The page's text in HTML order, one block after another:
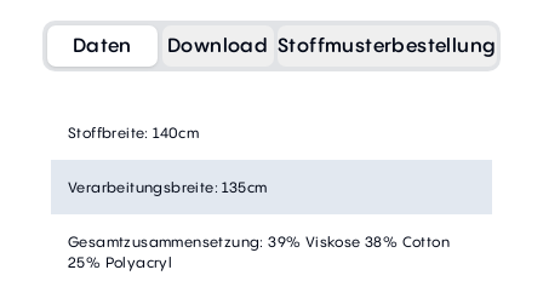
Daten Download Stoffmusterbestellung
Stoffbreite: 140cm
Verarbeitungsbreite: 135cm
Gesamtzusammensetzung: 39% Viskose 38% Cotton
25% Polyacryl